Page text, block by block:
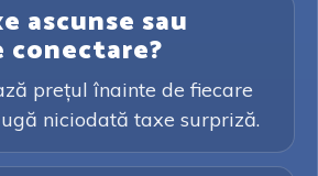
ascunse sau
prețul înainte de fiecare
niciodată taxe surpriză.